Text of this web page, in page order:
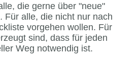
die gerne über "neue"
Für alle, die nicht nur nach
vorgehen wollen. Für
sind, dass für jeden
Weg notwendig ist.